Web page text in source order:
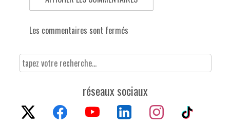
Les commentaires sont fermés
réseaux sociaux